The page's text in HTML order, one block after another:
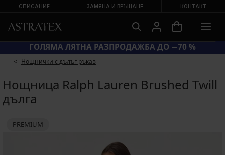
СПИСАНИЕ ЗАМЯНА И ВРЪЩАНЕ КОНТАКТ
BRA20 = СУТИЕНИ −20 %
Нощнички с дълъг ръкав
Нощница Ralph Lauren Brushed Twill
дълга
PREMIUM